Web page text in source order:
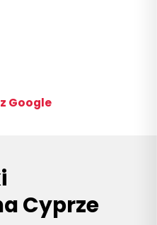
Google
Cyprze